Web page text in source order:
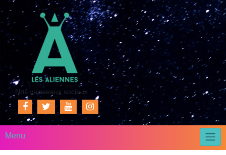
Nos vaisseaux sociaux
Menu